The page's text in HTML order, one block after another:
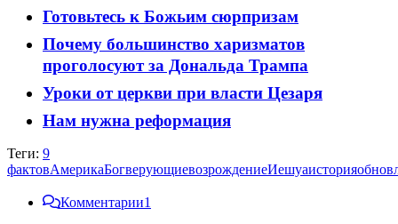
Готовьтесь к Божьим сюрпризам
Почему большинство харизматов
проголосуют за Дональда Трампа
Уроки от церкви при власти Цезаря
Нам нужна реформация
Теги: 9
фактовАмерикаБогверующиевозрождениеИешуаистория
Комментарии1